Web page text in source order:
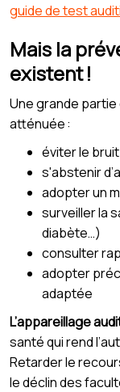
guide de test
Mais la
existent !
Une grande
atténuée :
éviter le
s'abstenir
adopter un
surveiller la
diabète…)
consulter
adopter
adaptée
L’appareillage
santé qui rend
Retarder le
le déclin des